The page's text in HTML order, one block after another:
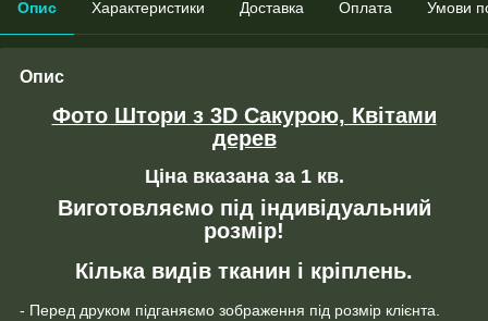
Опис Характеристики Доставка Оплата Умови
Опис
Фото Штори з 3D Сакурою, Квітами
дерев
Ціна вказана за 1 кв.
Виготовляємо під індивідуальний
розмір!
Кілька видів тканин і кріплень.
- Перед друком підганяємо зображення під розмір клієнта.